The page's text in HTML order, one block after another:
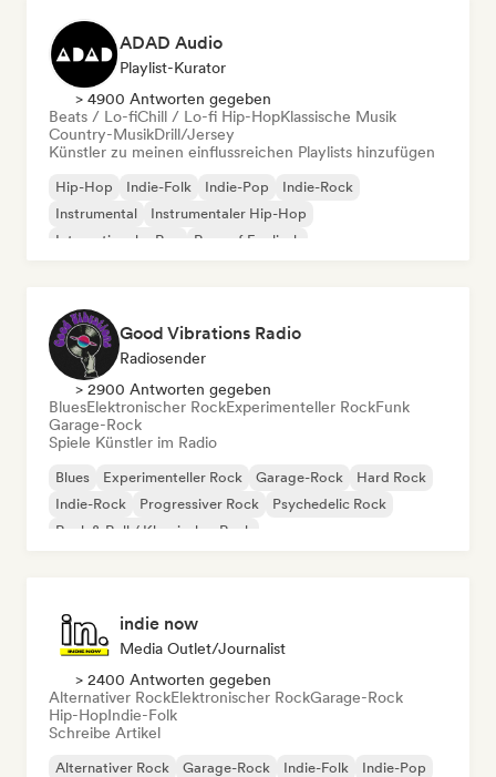
ADAD Audio
Playlist-Kurator
> 4900 Antworten gegeben
Beats / Lo-fiChill / Lo-fi Hip-HopKlassische Musik
Country-MusikDrill/Jersey
Künstler zu meinen einflussreichen Playlists hinzufügen
Hip-Hop Indie-Folk Indie-Pop
Indie-Rock
Instrumental
Instrumentaler Hip-Hop
Internationaler Rap
Rap auf Englisch
Good Vibrations Radio
Radiosender
> 2900 Antworten gegeben
BluesElektronischer RockExperimenteller RockFunk
Garage-Rock
Spiele Künstler im Radio
Blues Experimenteller Rock Garage-Rock
Hard Rock
Indie-Rock
Progressiver Rock
Psychedelic Rock
Rock & Roll / Klassischer Rock
indie now
Media Outlet/Journalist
> 2400 Antworten gegeben
Alternativer RockElektronischer RockGarage-Rock
Hip-HopIndie-Folk
Schreibe Artikel
Alternativer Rock Garage-Rock Indie-Folk
Indie-Pop